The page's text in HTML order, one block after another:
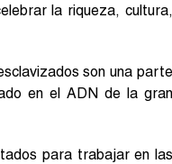
la riqueza, cultura,
son una parte
en el ADN de la gran
para trabajar en las